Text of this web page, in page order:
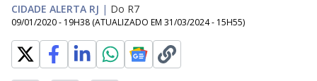
CIDADE ALERTA RJ | Do R7
09/01/2020 - 19H38 (ATUALIZADO EM 31/03/2024 - 15H55)